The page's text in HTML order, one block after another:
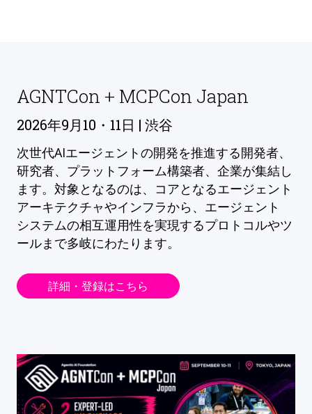
AGNTCon + MCPCon Japan
2026年9月10・11日 | 渋谷
次世代AIエージェントの開発を推進する開発者、
研究者、プラットフォーム構築者、企業が集結し
ます。対象となるのは、コアとなるエージェント
アーキテクチャやインフラから、エージェント
システムの相互運用性を実現するプロトコルやツ
ールまで多岐にわたります。
詳細・登録はこちら